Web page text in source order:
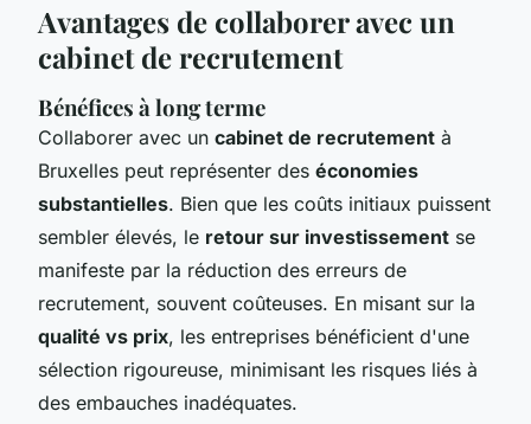
Avantages de collaborer avec un
cabinet de recrutement
Bénéfices à long terme
Collaborer avec un cabinet de recrutement à
Bruxelles peut représenter des économies
substantielles. Bien que les coûts initiaux puissent
sembler élevés, le retour sur investissement se
manifeste par la réduction des erreurs de
recrutement, souvent coûteuses. En misant sur la
qualité vs prix, les entreprises bénéficient d'une
sélection rigoureuse, minimisant les risques liés à
des embauches inadéquates.